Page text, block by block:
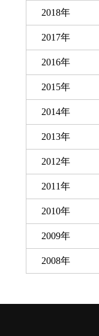
2018年
2017年
2016年
2015年
2014年
2013年
2012年
2011年
2010年
2009年
2008年